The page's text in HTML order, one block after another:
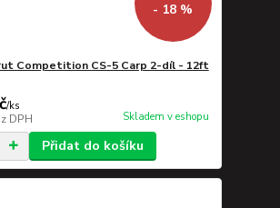
- 18 %
Competition CS-5 Carp 2-díl - 12ft
/ks
DPH Skladem v eshopu
Přidat do košíku